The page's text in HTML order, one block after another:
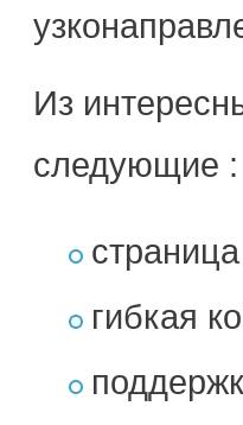
Из
следующие :
гибкая